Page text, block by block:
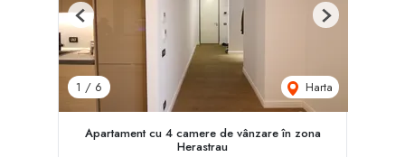
1 / 6 Harta
Previous Next
Apartament cu 4 camere de vânzare în zona
Herastrau